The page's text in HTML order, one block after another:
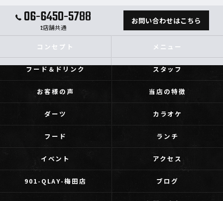
06-6450-5788
2店舗共通
お問い合わせはこちら
コンセプト メニュー
フード＆ドリンク スタッフ
お客様の声 当店の特徴
ダーツ カラオケ
フード ランチ
イベント アクセス
901-QLAY-梅田店 ブログ